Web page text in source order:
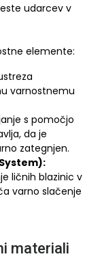
udarcev v
elemente:
varnostnemu
s pomočjo
da je
zategnjen.
ličnih blazinic v
varno slačenje
materiali